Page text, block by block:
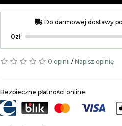
Do darmowej dostawy
0zł
0 opinii /Napisz opinię
Bezpieczne płatności online